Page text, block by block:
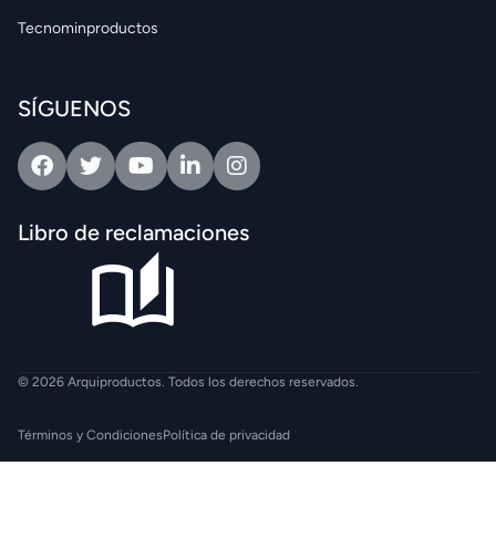
Tecnominproductos
SÍGUENOS
FacebookTwitterYoutubeLinkedinIntagram
Libro de reclamaciones
© 2026 Arquiproductos. Todos los derechos reservados.
Términos y CondicionesPolítica de privacidad